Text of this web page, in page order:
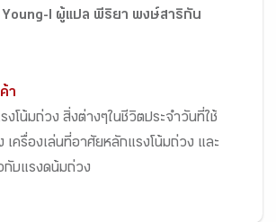
Young-I ผู้แปล พีริยา พงษ์สาริกัน
า
งโน้มถ่วง สิ่งต่างๆในชีวิตประจำวันที่ใช้
เครื่องเล่นที่อาศัยหลักแรงโน้มถ่วง และ
กับแรงดน้มถ่วง